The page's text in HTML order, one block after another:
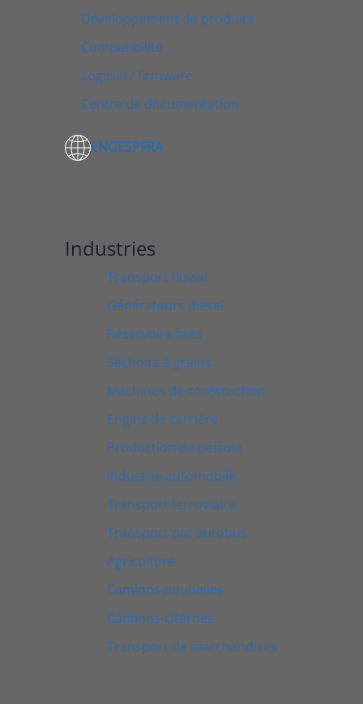
Développement de produits
Compatibilité
Logiciel / firmware
Centre de documentation
ENGESPFRA
Industries
Transport fluvial
Générateurs diesel
Réservoirs fixes
Séchoirs à grains
Machines de construction
Engins de carrière
Production de pétrole
Industrie automobile
Transport ferroviaire
Transport par autobus
Agriculture
Camions poubelles
Camions-citernes
Transport de marchandises